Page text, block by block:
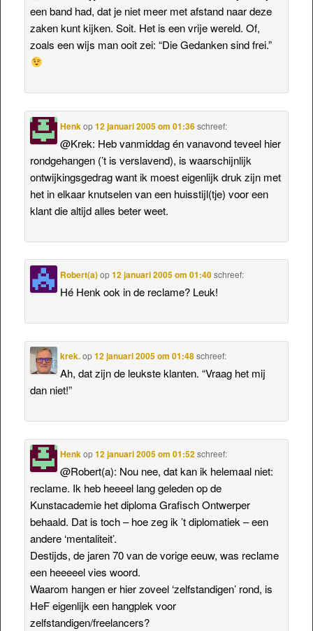
een band had, dat je niet meer met afstand naar deze
zaken kunt kijken. Soit. Het is een vrije wereld. Of,
zoals een wijs man ooit zei: “Die Gedanken sind frei.”
Henkop12 januari 2005 om 01:36 schreef:
@Krek: Heb vanmiddag én vanavond teveel hier
rondgehangen (’t is verslavend), is waarschijnlijk
ontwijkingsgedrag want ik moest eigenlijk druk zijn met
het in elkaar knutselen van een huisstijl(tje) voor een
klant die altijd alles beter weet.
Robert(a)op12 januari 2005 om 01:40 schreef:
Hé Henk ook in de reclame? Leuk!
krek.op12 januari 2005 om 01:48 schreef:
Ah, dat zijn de leukste klanten. “Vraag het mij
dan niet!”
Henkop12 januari 2005 om 01:52 schreef:
@Robert(a): Nou nee, dat kan ik helemaal niet:
reclame. Ik heb heeeel lang geleden op de
Kunstacademie het diploma Grafisch Ontwerper
behaald. Dat is toch – hoe zeg ik ’t diplomatiek – een
andere ‘mentaliteit’.
Destijds, de jaren 70 van de vorige eeuw, was reclame
een heeeeel vies woord.
Waarom hangen er hier zoveel ‘zelfstandigen’ rond, is
HeF eigenlijk een hangplek voor
zelfstandigen/freelancers?